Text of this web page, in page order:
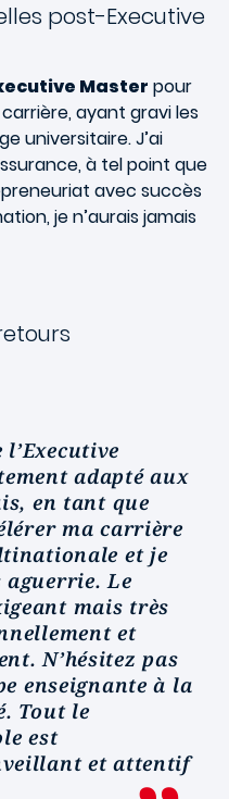
post-Executive
Master pour
ayant gravi les
universitaire. J’ai
à tel point que
avec succès
je n’aurais jamais
adapté aux
en tant que
ma carrière
et je
aguerrie. Le
mais très
et
N’hésitez pas
enseignante à la
Tout le
est
et attentif